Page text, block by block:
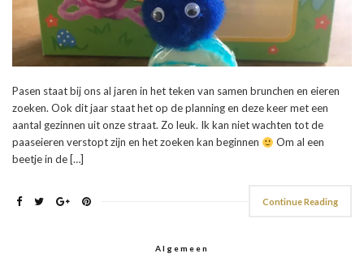
Pasen staat bij ons al jaren in het teken van samen brunchen en eieren
zoeken. Ook dit jaar staat het op de planning en deze keer met een
aantal gezinnen uit onze straat. Zo leuk. Ik kan niet wachten tot de
paaseieren verstopt zijn en het zoeken kan beginnen
Om al een
beetje in de […]
Continue Reading
Algemeen